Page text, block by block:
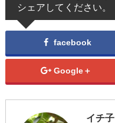
シェアしてください。
facebook
Google＋
イチ子